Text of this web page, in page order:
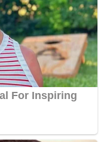
RI yang biasanya
dan
deteksi dini ini,
keamanan dapat
situasi di
aman, tertib,
perayaan HUT
Kedekatan
sambang Door
salah satu bentuk
yang
dan kedekatan